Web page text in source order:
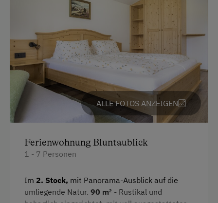
Freizeitaktivitäten am Betrieb und in der
Umgebung
Almausflüge
Almwandern
Eislaufen
Fahrradverleih
Kühlschrank
Toilette
Haustiere erlaubt
Wlan
Doppelbett (Kingsize)
Ausziehcouch
ALLE FOTOS ANZEIGEN
Ferienwohnung Bluntaublick
1 - 7 Personen
Im 2. Stock, mit Panorama-Ausblick auf die
umliegende Natur. 90 m² - Rustikal und